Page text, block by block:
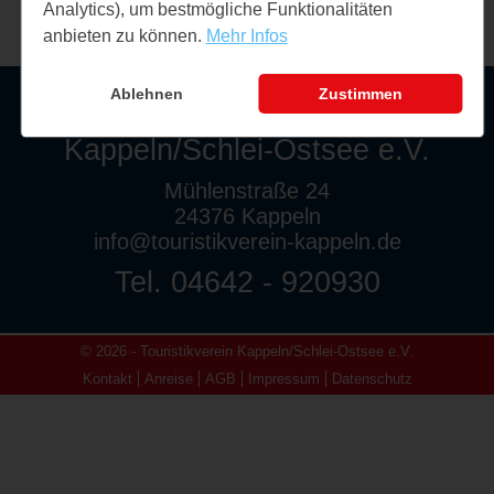
Touristikverein
Kappeln/Schlei-Ostsee e.V.
Mühlenstraße 24
24376 Kappeln
info@touristikverein-kappeln.de
Tel. 04642 - 920930
© 2026 - Touristikverein Kappeln/Schlei-Ostsee e.V.
Kontakt
Anreise AGB Impressum Datenschutz
Analytics), um bestmögliche Funktionalitäten
anbieten zu können. Mehr Infos
Ablehnen Zustimmen